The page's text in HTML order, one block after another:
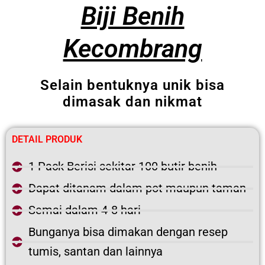
Biji Benih
Kecombrang
Selain bentuknya unik bisa
dimasak dan nikmat
DETAIL PRODUK
1 Pack Berisi sekitar 100 butir benih
Dapat ditanam dalam pot maupun taman
Semai dalam 4-8 hari
Bunganya bisa dimakan dengan resep
tumis, santan dan lainnya